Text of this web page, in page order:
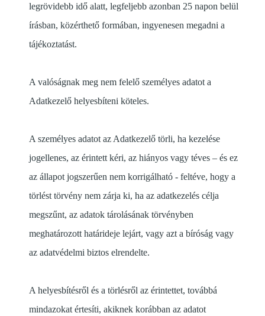
legrövidebb idő alatt, legfeljebb azonban 25 napon belül
írásban, közérthető formában, ingyenesen megadni a
tájékoztatást.
A valóságnak meg nem felelő személyes adatot a
Adatkezelő helyesbíteni köteles.
A személyes adatot az Adatkezelő törli, ha kezelése
jogellenes, az érintett kéri, az hiányos vagy téves – és ez
az állapot jogszerűen nem korrigálható - feltéve, hogy a
törlést törvény nem zárja ki, ha az adatkezelés célja
megszűnt, az adatok tárolásának törvényben
meghatározott határideje lejárt, vagy azt a bíróság vagy
az adatvédelmi biztos elrendelte.
A helyesbítésről és a törlésről az érintettet, továbbá
mindazokat értesíti, akiknek korábban az adatot